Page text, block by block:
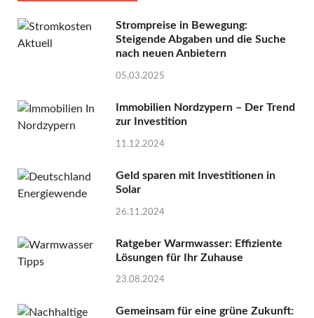
Strompreise in Bewegung:
Steigende Abgaben und die Suche
nach neuen Anbietern
05.03.2025
Immobilien Nordzypern – Der Trend
zur Investition
11.12.2024
Geld sparen mit Investitionen in
Solar
26.11.2024
Ratgeber Warmwasser: Effiziente
Lösungen für Ihr Zuhause
23.08.2024
Gemeinsam für eine grüne Zukunft: